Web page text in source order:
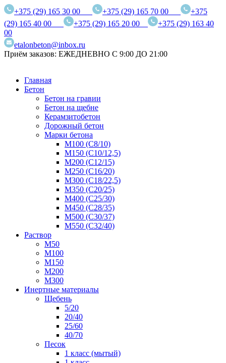
+375 (29) 165 30 00 +375 (29) 165 70 00
+375
(29) 165 40 00
+375 (29) 165 20 00
+375 (29) 163 40
00
etalonbeton@inbox.ru
Приём заказов: ЕЖЕДНЕВНО С 9:00 ДО 21:00
Главная
Бетон
Бетон на гравии
Бетон на щебне
Керамзитобетон
Дорожный бетон
Марки бетона
М100 (С8/10)
М150 (С10/12,5)
М200 (С12/15)
М250 (С16/20)
М300 (С18/22,5)
М350 (С20/25)
М400 (С25/30)
М450 (С28/35)
М500 (С30/37)
М550 (С32/40)
Раствор
М50
М100
М150
М200
М300
Инертные материалы
Щебень
5/20
20/40
25/60
40/70
Песок
1 класс (мытый)